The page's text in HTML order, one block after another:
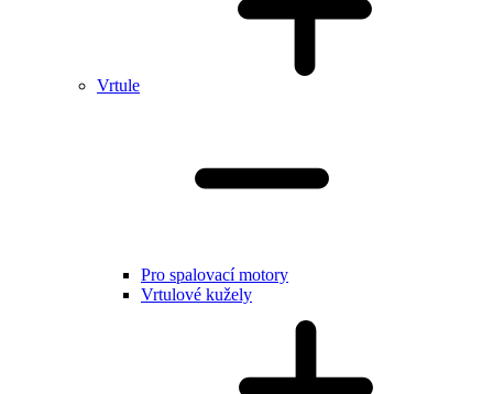
Vrtule
Pro spalovací motory
Vrtulové kužely